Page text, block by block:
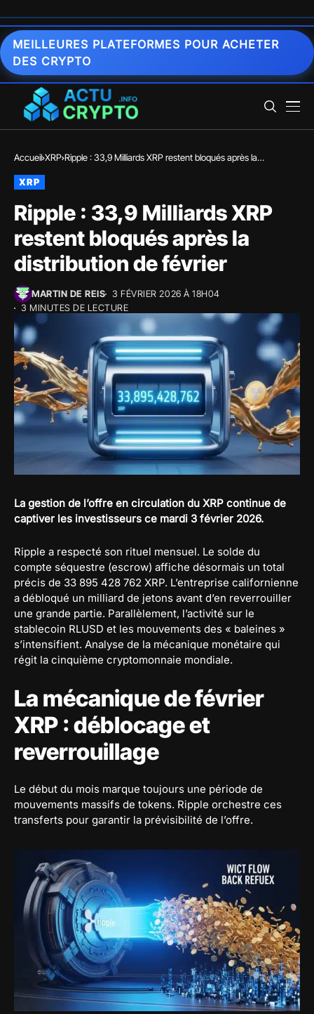
MEILLEURES PLATEFORMES POUR ACHETER
DES CRYPTO
Accueil XRP Ripple : 33,9 Milliards XRP restent bloqués après la
XRP
Ripple : 33,9 Milliards XRP
restent bloqués après la
distribution de février
MARTIN DE REIS
3 FÉVRIER 2026 À 18H04
3 MINUTES DE LECTURE
La gestion de l’offre en circulation du XRP continue de
captiver les investisseurs ce mardi 3 février 2026.
Ripple a respecté son rituel mensuel. Le solde du
compte séquestre (escrow) affiche désormais un total
précis de 33 895 428 762 XRP. L’entreprise californienne
a débloqué un milliard de jetons avant d’en reverrouiller
une grande partie. Parallèlement, l’activité sur le
stablecoin RLUSD et les mouvements des « baleines »
s’intensifient. Analyse de la mécanique monétaire qui
régit la cinquième cryptomonnaie mondiale.
La mécanique de février
XRP : déblocage et
reverrouillage
Le début du mois marque toujours une période de
mouvements massifs de tokens. Ripple orchestre ces
transferts pour garantir la prévisibilité de l’offre.